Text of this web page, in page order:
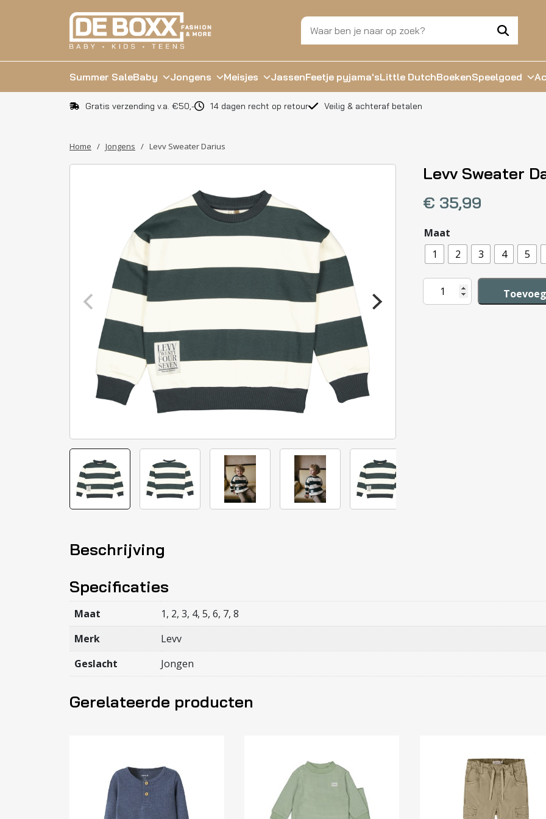
Summer SaleBaby Jongens Meisjes JassenFeetje pyjama'sLittle DutchBoekenSpeelgoed
Gratis verzending v.a. €50,- 14 dagen recht op retour Veilig & achteraf betalen
Home / Jongens / Levv Sweater Darius
Levv Sweater
€ 35,99
Maat
1
2 3 4 5
Levv
Sweater
Beschrijving
Specificaties
Maat
1, 2, 3, 4, 5, 6, 7, 8
Merk
Levv
Geslacht
Jongen
Gerelateerde producten